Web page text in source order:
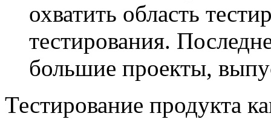
охватить область
тестирования.
большие проекты,
Тестирование продукта